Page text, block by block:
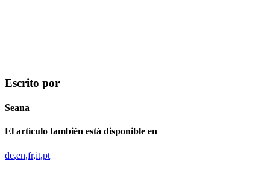
Escrito por
Seana
El artículo también está disponible en
de en fr it pt